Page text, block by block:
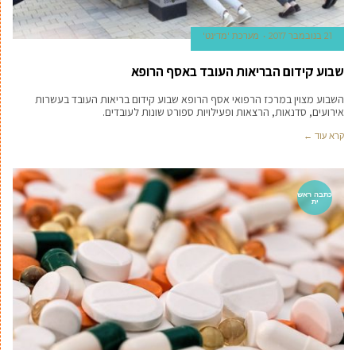
21 בנובמבר 2017 מערכת 'מדינט'
שבוע קידום הבריאות העובד באסף הרופא
השבוע מצוין במרכז הרפואי אסף הרופא שבוע קידום בריאות העובד בעשרות
אירועים, סדנאות, הרצאות ופעילויות ספורט שונות לעובדים.
קרא עוד ←
כתבה ראש
ית